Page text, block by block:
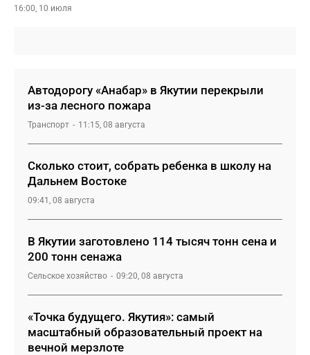
16:00, 10 июля
Автодорогу «Анабар» в Якутии перекрыли
из-за лесного пожара
Транспорт 11:15, 08 августа
Сколько стоит, собрать ребенка в школу на
Дальнем Востоке
09:41, 08 августа
В Якутии заготовлено 114 тысяч тонн сена и
200 тонн сенажа
Сельское хозяйство 09:20, 08 августа
«Точка будущего. Якутия»: самый
масштабный образовательный проект на
вечной мерзлоте